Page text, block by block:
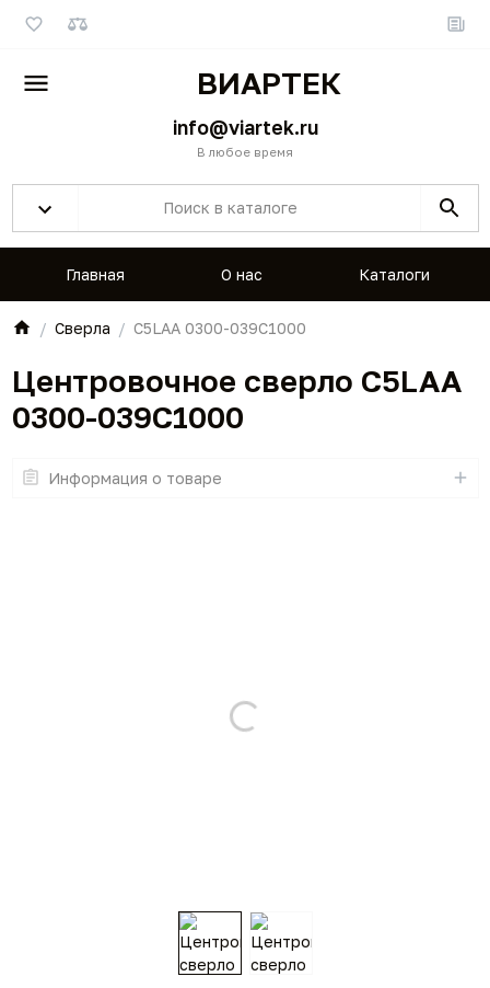
ВИАРТЕК
info@viartek.ru
В любое время
Главная О нас Каталоги
Сверла C5LAA 0300-039C1000
Центровочное сверло C5LAA
0300-039C1000
Информация о товаре